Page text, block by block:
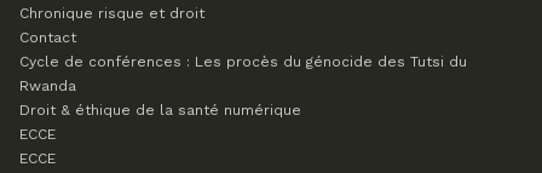
Chronique risque et droit
Contact
Cycle de conférences : Les procès du génocide des Tutsi du
Rwanda
Droit & éthique de la santé numérique
ECCE
ECCE